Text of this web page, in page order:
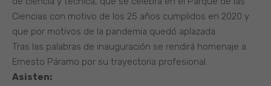
Ciencias con motivo de los 25 años cumplidos en 2020 y
que por motivos de la pandemia quedó aplazada.
Tras las palabras de inauguración se rendirá homenaje a
Ernesto Páramo por su trayectoria profesional.
Asisten: